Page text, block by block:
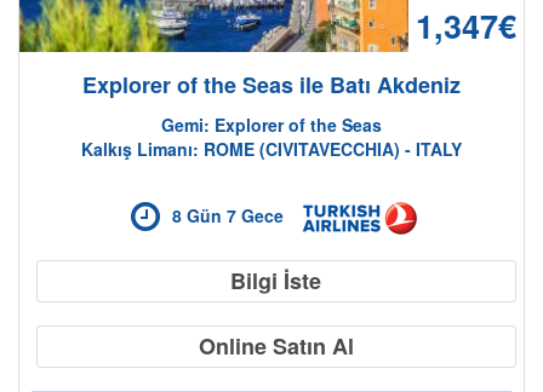
1,347€
Explorer of the Seas ile Batı Akdeniz
Gemi: Explorer of the Seas
Kalkış Limanı: ROME (CIVITAVECCHIA) - ITALY
8 Gün 7 Gece
Bilgi İste
Online Satın Al